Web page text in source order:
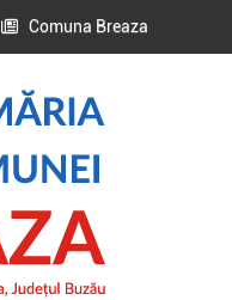
Comuna Breaza